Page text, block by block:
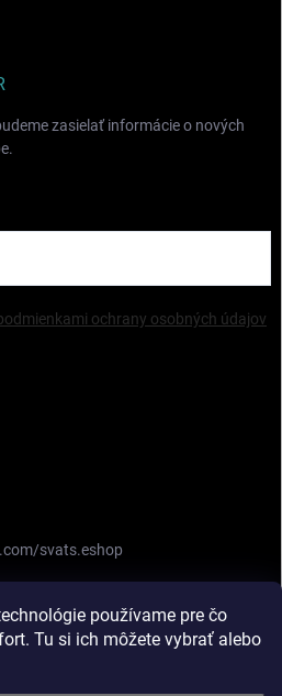
používame pre čo
Tu si ich môžete vybrať alebo
zasielať informácie o nových
ochrany osobných údajov
svats.eshop